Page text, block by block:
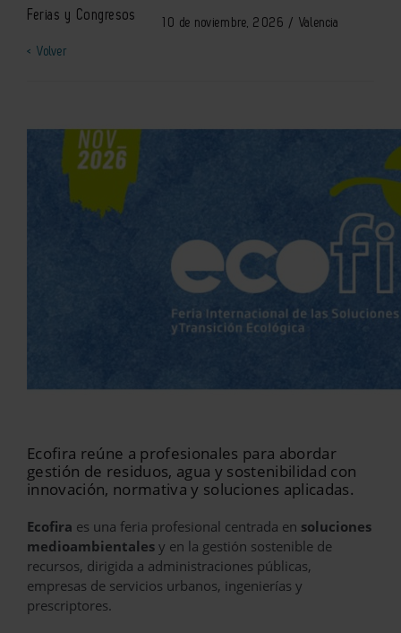
Ferias y Congresos 10 de noviembre, 2026 / Valencia
< Volver
Ecofira reúne a profesionales para abordar
gestión de residuos, agua y sostenibilidad con
innovación, normativa y soluciones aplicadas.
Ecofira es una feria profesional centrada en soluciones
medioambientales y en la gestión sostenible de
recursos, dirigida a administraciones públicas,
empresas de servicios urbanos, ingenierías y
prescriptores.